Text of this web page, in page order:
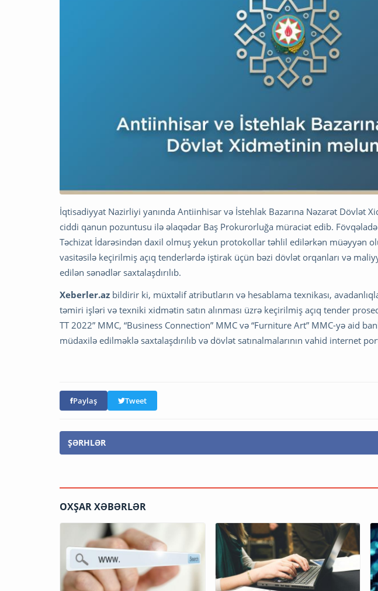
İqtisadiyyat Nazirliyi yanında Antiinhisar və İstehlak Bazarına Nəzarət Dövlət
ciddi qanun pozuntusu ilə əlaqədar Baş Prokurorluğa müraciət edib.
Təchizat İdarəsindən daxil olmuş yekun protokollar təhlil edilərkən müəyyən
vasitəsilə keçirilmiş açıq tenderlərdə iştirak üçün bəzi dövlət orqanları və
edilən sənədlər saxtalaşdırılıb.
Xeberler.az bildirir ki, müxtəlif atributların və hesablama texnikası,
təmiri işləri və texniki xidmətin satın alınması üzrə keçirilmiş açıq tender
TT 2022” MMC, “Business Connection” MMC və “Furniture Art” MMC-yə aid
müdaxilə edilməklə saxtalaşdırılıb və dövlət satınalmalarının vahid internet
Paylaş Tweet
ŞƏRHLƏR
OXŞAR XƏBƏRLƏR